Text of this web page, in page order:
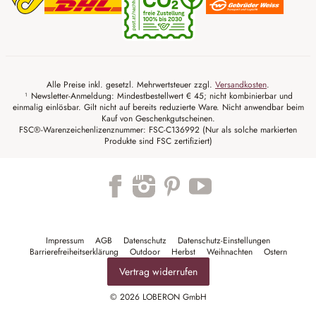
Alle Preise inkl. gesetzl. Mehrwertsteuer zzgl. Versandkosten.
¹ Newsletter-Anmeldung: Mindestbestellwert € 45; nicht kombinierbar und
einmalig einlösbar. Gilt nicht auf bereits reduzierte Ware. Nicht anwendbar beim
Kauf von Geschenkgutscheinen.
FSC®-Warenzeichenlizenznummer: FSC-C136992 (Nur als solche markierten
Produkte sind FSC zertifiziert)
Impressum AGB Datenschutz
Datenschutz-Einstellungen
Barrierefreiheitserklärung
Outdoor Herbst Weihnachten Ostern
Vertrag widerrufen
© 2026 LOBERON GmbH